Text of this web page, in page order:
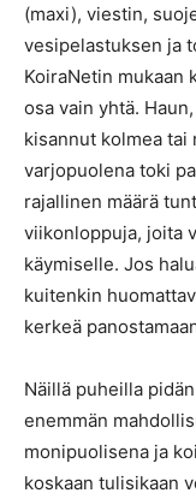
(maxi), viestin,
vesipelastuksen ja
KoiraNetin mukaan
osa vain yhtä.
kisannut kolmea tai
varjopuolena toki
rajallinen määrä
viikonloppuja, joita
käymiselle. Jos
kuitenkin
kerkeä
Näillä puheilla
enemmän
monipuolisena ja
koskaan tulisikaan